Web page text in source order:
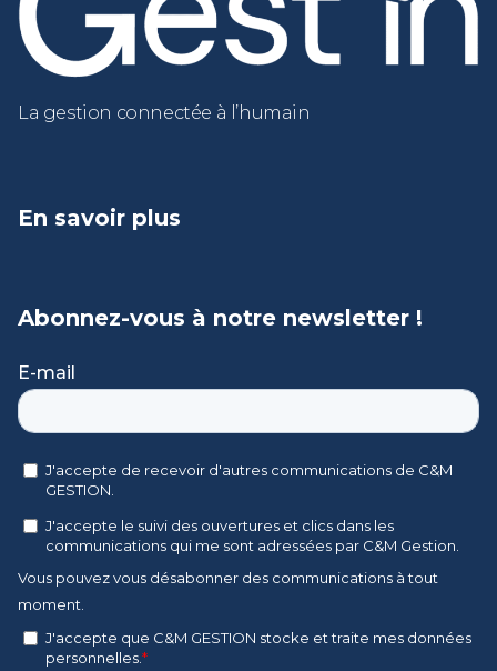
La gestion connectée à l’humain
En savoir plus
Abonnez-vous à notre newsletter !